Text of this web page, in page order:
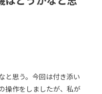
と思う。今回は付き添い
操作をしましたが、私が